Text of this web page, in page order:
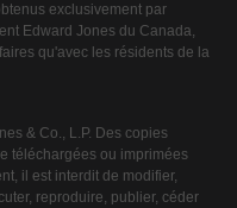
exclusivement par
Edward Jones du Canada,
qu'avec les résidents de la
& Co., L.P. Des copies
téléchargées ou imprimées
il est interdit de modifier,
reproduire, publier, céder